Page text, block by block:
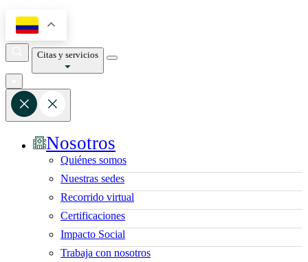
Citas y servicios
Nosotros
Quiénes somos
Nuestras sedes
Recorrido virtual
Certificaciones
Impacto Social
Trabaja con nosotros